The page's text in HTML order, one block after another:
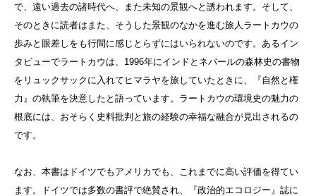
で、遠い過去の諸時代へ、また未知の景観へと誘われます。そして、
そのときに読者はまた、そうした景観のなかを進む旅人ラートカウの
歩みと眼差しをも行間に感じとらずにはいられないのです。あるイン
タビューでラートカウは、1996年にインドとネパールの森林史の書物
をリュックサックに入れてヒマラヤを旅していたときに、『自然と権
力』の執筆を決意したと語っています。ラートカウの環境史の魅力の
根底には、おそらく史料批判と旅の経験の幸福な融合が見出されるの
です。
なお、本書はドイツでもアメリカでも、これまでに高い評価を得てい
ます。ドイツでは多数の書評で絶賛され、『政治的エコロジー』誌に